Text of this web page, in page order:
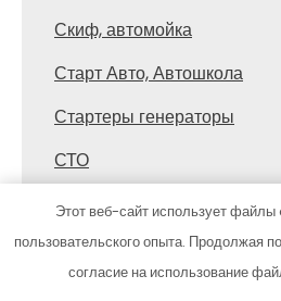
Скиф, автомойка
Старт Авто, Автошкола
Стартеры генераторы
СТО
СТО
СТО Крым Лада
Этот веб-сайт использует
пользовательского опыта. Продолжая
согласие на использование